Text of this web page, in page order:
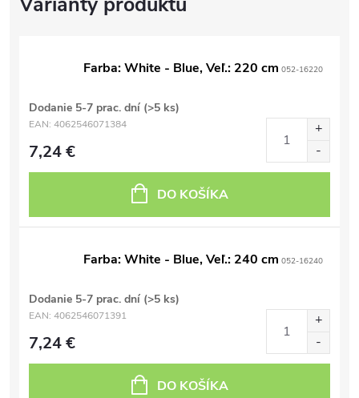
Farba: White - Blue, Veľ.: 220 cm 052-16220
Dodanie 5-7 prac. dní (>5 ks)
EAN: 4062546071384
7,24 €
DO KOŠÍKA
Farba: White - Blue, Veľ.: 240 cm 052-16240
Dodanie 5-7 prac. dní (>5 ks)
EAN: 4062546071391
7,24 €
DO KOŠÍKA